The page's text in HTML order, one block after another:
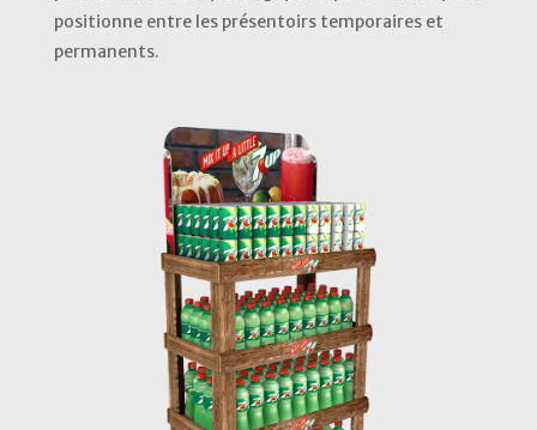
positionne entre les présentoirs temporaires et
permanents.